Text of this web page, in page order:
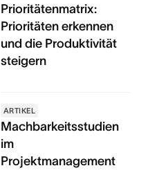
Prioritätenmatrix:
Prioritäten erkennen
und die Produktivität
steigern
ARTIKEL
Machbarkeitsstudien
im
Projektmanagement